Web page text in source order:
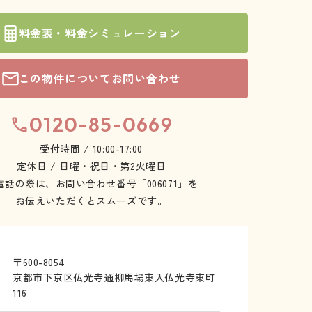
料金表・料金シミュレーション
この物件についてお問い合わせ
0120-85-0669
受付時間 / 10:00-17:00
定休日 / 日曜・祝日・第2火曜日
話の際は、お問い合わせ番号「006071」を
お伝えいただくとスムーズです。
〒600-8054
京都市下京区仏光寺通柳馬場東入仏光寺東町
116